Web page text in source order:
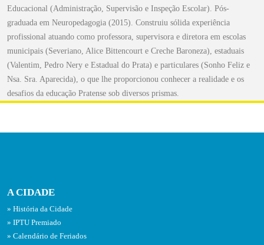
Educacional (Administração, Supervisão e Inspeção Escolar). Pós-
graduada em Neuropedagogia (2015). Construiu sólida experiência
profissional atuando como professora, supervisora e diretora em escolas
municipais (Severiano, Alice Bittencourt e Creche Baroneza), estaduais
(Valentim, Pedro Nery e Estadual do Prata) e particulares (Sonho Feliz e
Nsa. Sra. Aparecida), o que lhe proporcionou conhecer a realidade e os
desafios da educação Pratense sob diversos prismas.
A CIDADE
História da Cidade
IPTU Premiado
Calendário de Feriados